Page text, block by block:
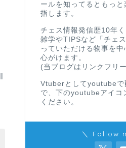
ールを知ってるともっと
指します。
チェス情報発信歴10年く
雑学やTIPSなど「チェ
っていただける物事を
心がけます。
(当ブログはリンクフリ
Vtuberとしてyoutubeで
で、下のyoutubeアイコ
ください。
＼ Follow